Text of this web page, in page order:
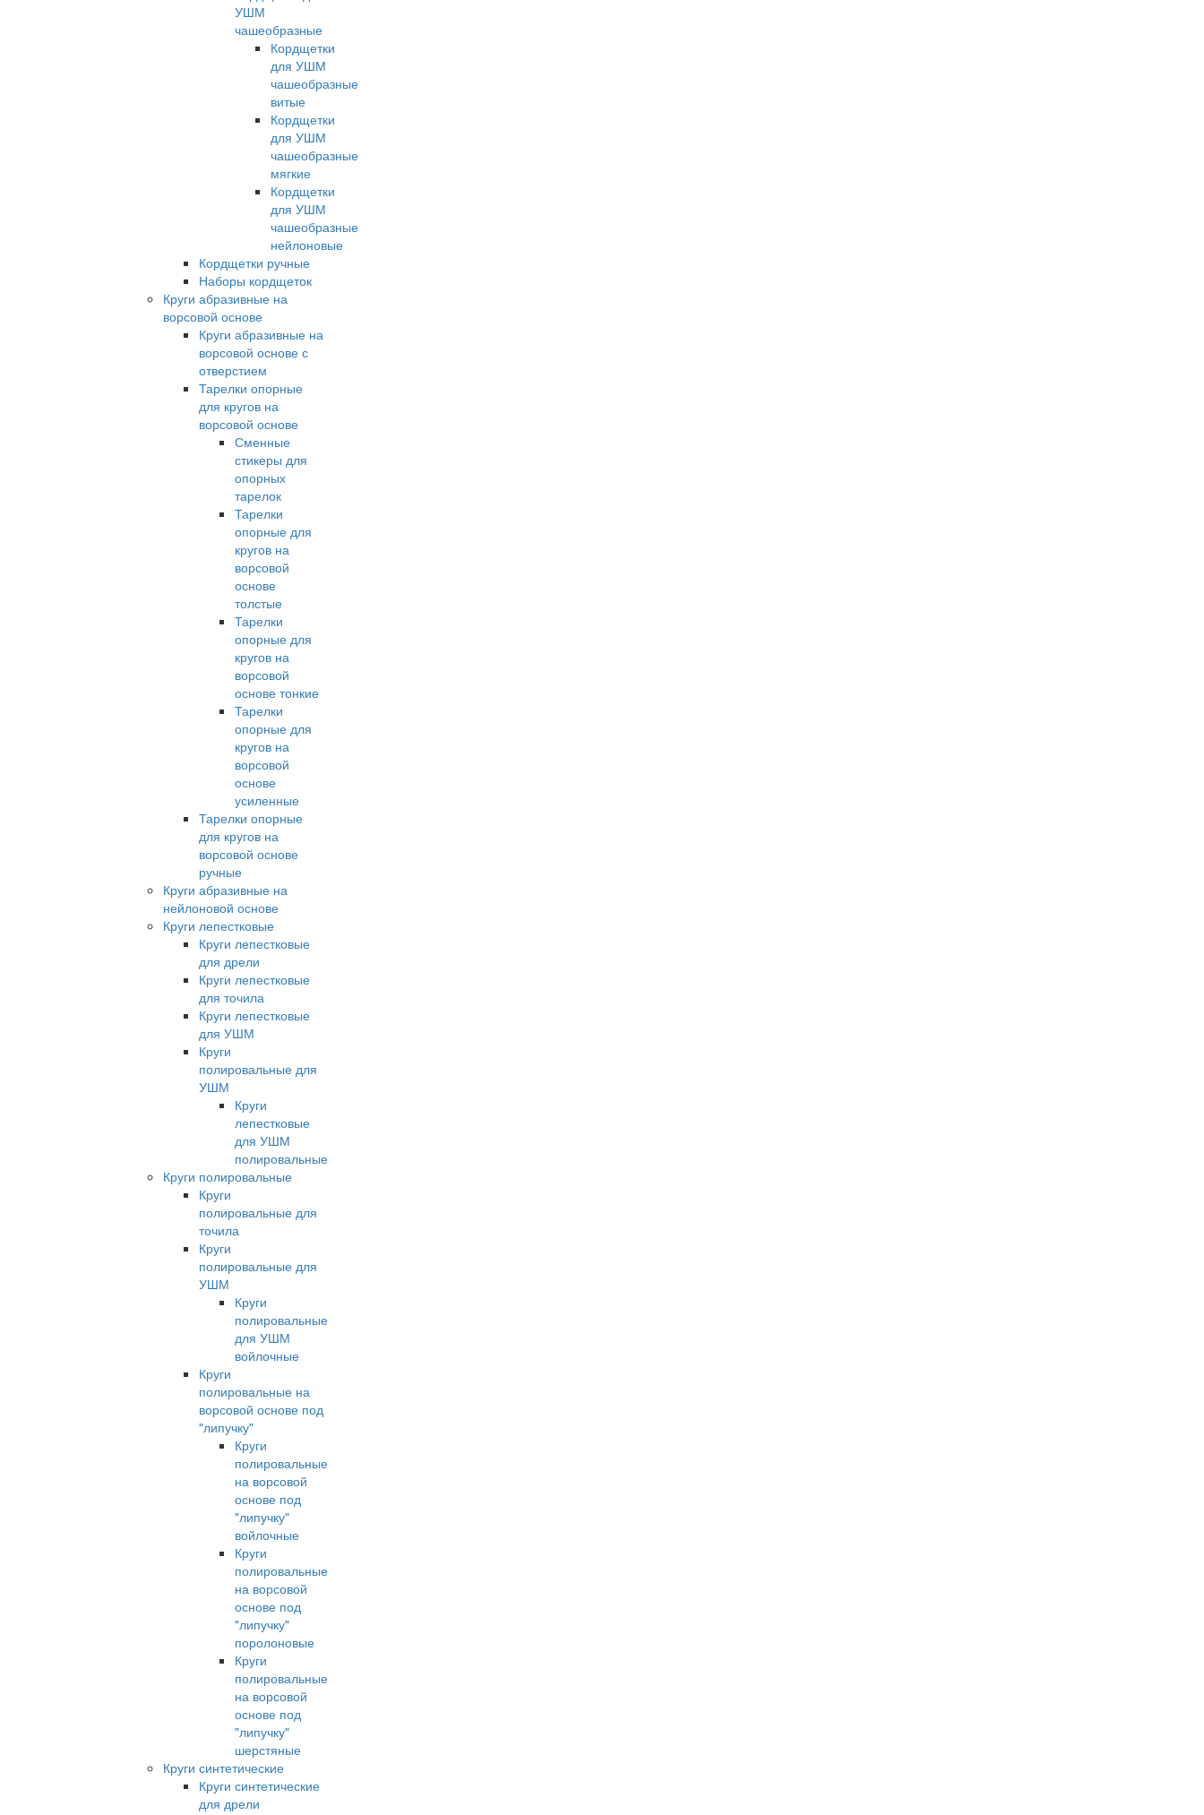
УШМ
чашеобразные
Кордщетки
для УШМ
чашеобразные
витые
Кордщетки
для УШМ
чашеобразные
мягкие
Кордщетки
для УШМ
чашеобразные
нейлоновые
Кордщетки ручные
Наборы кордщеток
Круги абразивные на
ворсовой основе
Круги абразивные на
ворсовой основе с
отверстием
Тарелки опорные
для кругов на
ворсовой основе
Сменные
стикеры для
опорных
тарелок
Тарелки
опорные для
кругов на
ворсовой
основе
толстые
Тарелки
опорные для
кругов на
ворсовой
основе тонкие
Тарелки
опорные для
кругов на
ворсовой
основе
усиленные
Тарелки опорные
для кругов на
ворсовой основе
ручные
Круги абразивные на
нейлоновой основе
Круги лепестковые
Круги лепестковые
для дрели
Круги лепестковые
для точила
Круги лепестковые
для УШМ
Круги
полировальные для
УШМ
Круги
лепестковые
для УШМ
полировальные
Круги полировальные
Круги
полировальные для
точила
Круги
полировальные для
УШМ
Круги
полировальные
для УШМ
войлочные
Круги
полировальные на
ворсовой основе под
"липучку"
Круги
полировальные
на ворсовой
основе под
"липучку"
войлочные
Круги
полировальные
на ворсовой
основе под
"липучку"
поролоновые
Круги
полировальные
на ворсовой
основе под
"липучку"
шерстяные
Круги синтетические
Круги синтетические
для дрели